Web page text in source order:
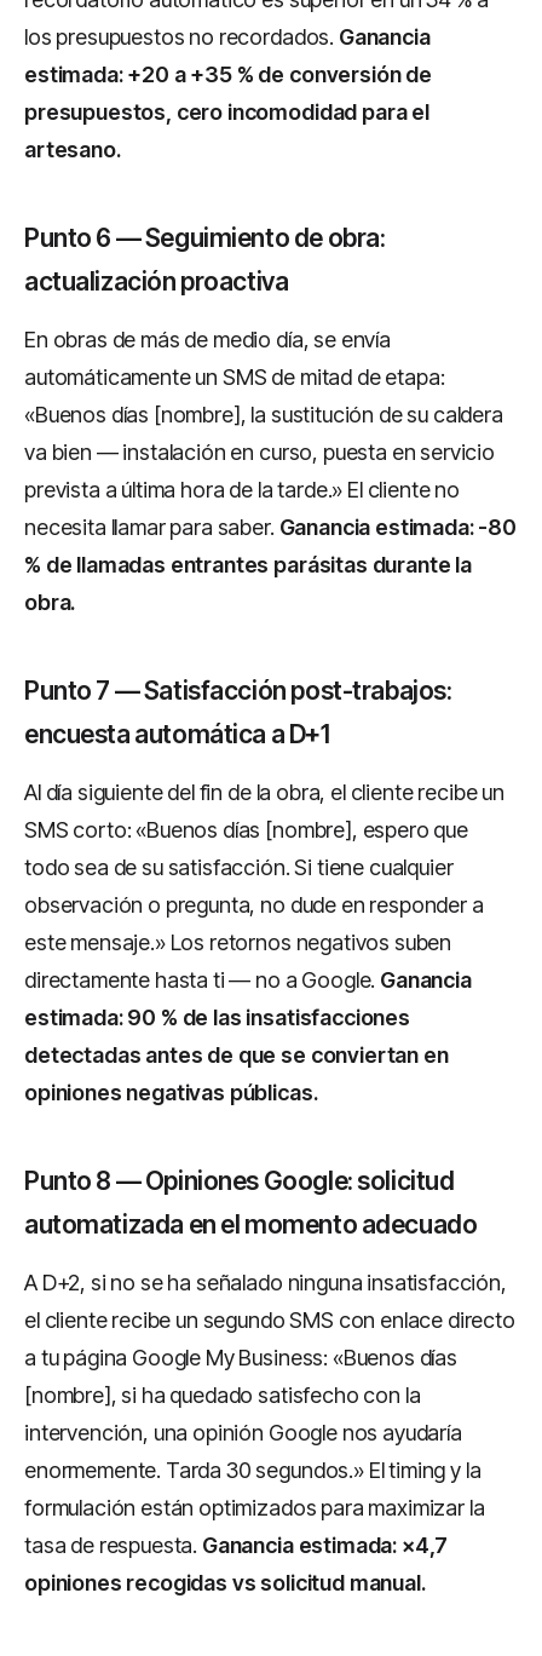
los presupuestos no recordados. Ganancia
estimada: +20 a +35 % de conversión de
presupuestos, cero incomodidad para el
artesano.
Punto 6 — Seguimiento de obra:
actualización proactiva
En obras de más de medio día, se envía
automáticamente un SMS de mitad de etapa:
«Buenos días [nombre], la sustitución de su caldera
va bien — instalación en curso, puesta en servicio
prevista a última hora de la tarde.» El cliente no
necesita llamar para saber. Ganancia estimada: -80
% de llamadas entrantes parásitas durante la
obra.
Punto 7 — Satisfacción post-trabajos:
encuesta automática a D+1
Al día siguiente del fin de la obra, el cliente recibe un
SMS corto: «Buenos días [nombre], espero que
todo sea de su satisfacción. Si tiene cualquier
observación o pregunta, no dude en responder a
este mensaje.» Los retornos negativos suben
directamente hasta ti — no a Google. Ganancia
estimada: 90 % de las insatisfacciones
detectadas antes de que se conviertan en
opiniones negativas públicas.
Punto 8 — Opiniones Google: solicitud
automatizada en el momento adecuado
A D+2, si no se ha señalado ninguna insatisfacción,
el cliente recibe un segundo SMS con enlace directo
a tu página Google My Business: «Buenos días
[nombre], si ha quedado satisfecho con la
intervención, una opinión Google nos ayudaría
enormemente. Tarda 30 segundos.» El timing y la
formulación están optimizados para maximizar la
tasa de respuesta. Ganancia estimada: ×4,7
opiniones recogidas vs solicitud manual.